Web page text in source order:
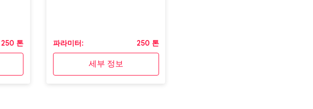
250 톤 파라미터: 250 톤
세부 정보